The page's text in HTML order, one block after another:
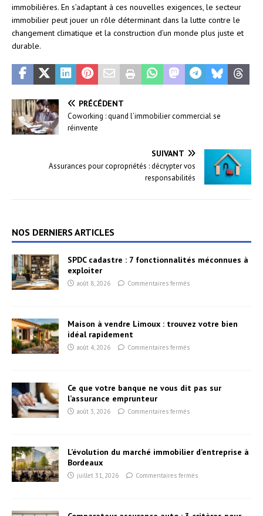
immobilières. En s’adaptant à ces nouvelles exigences, le secteur
immobilier peut jouer un rôle déterminant dans la lutte contre le
changement climatique et la construction d’un monde plus juste et
durable.
PRÉCÉDENT
Coworking : quand l’immobilier commercial se
réinvente
SUIVANT
Assurances pour copropriétés : décrypter vos
responsabilités
NOS DERNIERS ARTICLES
SPDC cadastre : 7 fonctionnalités méconnues à
exploiter
août 8, 2026 Commentaires fermés
Maison à vendre Limoux : trouvez votre bien
idéal rapidement
août 4, 2026 Commentaires fermés
Ce que votre banque ne vous dit pas sur
l’assurance emprunteur
août 3, 2026 Commentaires fermés
L’évolution du marché immobilier d’entreprise à
Bordeaux
juillet 31, 2026 Commentaires fermés